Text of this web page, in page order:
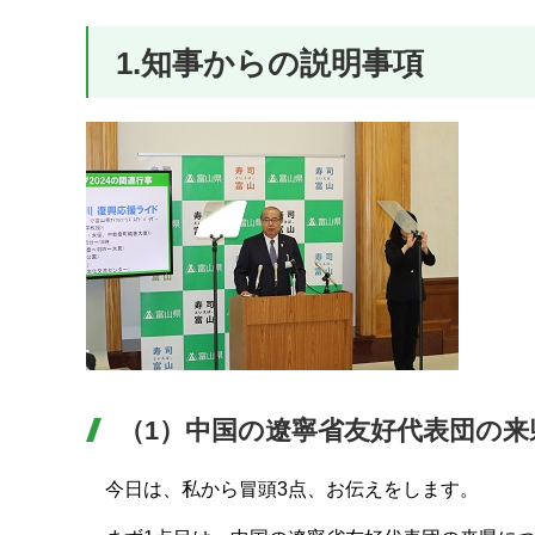
1.知事からの説明事項
（1）中国の遼寧省友好代表団の
今日は、私から冒頭3点、お伝えをします。